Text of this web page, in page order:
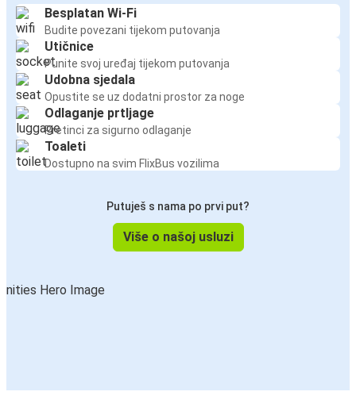
Besplatan Wi-Fi
Budite povezani tijekom putovanja
Utičnice
Punite svoj uređaj tijekom putovanja
Udobna sjedala
Opustite se uz dodatni prostor za noge
Odlaganje prtljage
Pretinci za sigurno odlaganje
Toaleti
Dostupno na svim FlixBus vozilima
Putuješ s nama po prvi put?
Više o našoj usluzi